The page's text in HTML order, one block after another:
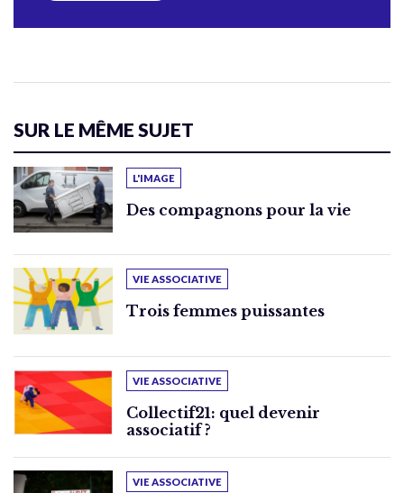
SUR LE MÊME SUJET
L'IMAGE
Des compagnons pour la vie
VIE ASSOCIATIVE
Trois femmes puissantes
VIE ASSOCIATIVE
Collectif21: quel devenir
associatif ?
VIE ASSOCIATIVE